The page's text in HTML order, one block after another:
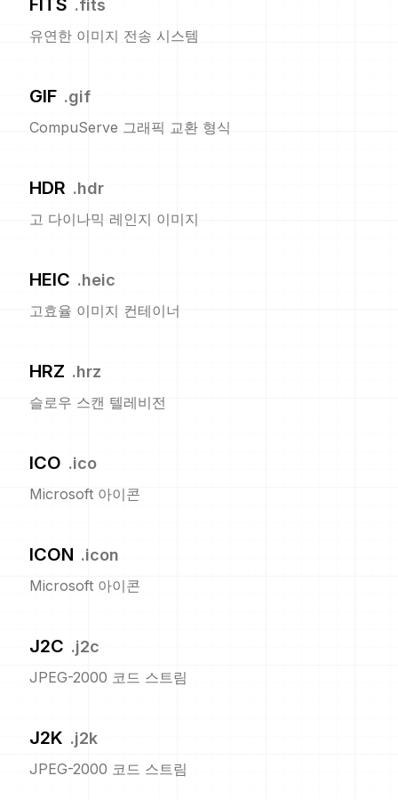
FITS .fits
유연한 이미지 전송 시스템
GIF .gif
CompuServe 그래픽 교환 형식
HDR .hdr
고 다이나믹 레인지 이미지
HEIC .heic
고효율 이미지 컨테이너
HRZ .hrz
슬로우 스캔 텔레비전
ICO .ico
Microsoft 아이콘
ICON .icon
Microsoft 아이콘
J2C .j2c
JPEG-2000 코드 스트림
J2K .j2k
JPEG-2000 코드 스트림